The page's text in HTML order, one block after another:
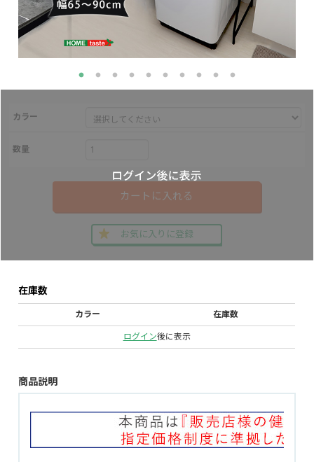
カラー
数量
カートに入れる
お気に入りに登録
在庫数
カラー 在庫数
ログイン後に表示
商品説明